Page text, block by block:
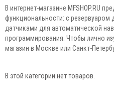
В интернет-магазине MFSHOP.RU
функциональности: с
датчиками для автоматической
программирования. Чтобы лично
магазин в Москве или Санкт-
В этой категории нет товаров.